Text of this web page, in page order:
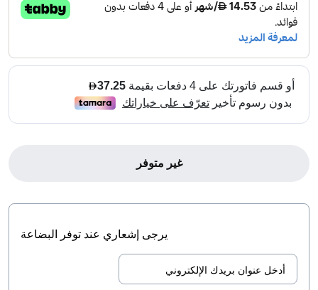
غير متوفر
يرجى إشعاري عند توفر البضاعة